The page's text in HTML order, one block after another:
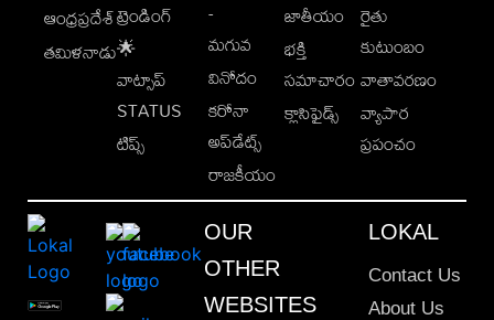
ఆంధ్రప్రదేశ్
తమిళనాడు
ట్రెండింగ్
🌟
వాట్సాప్
STATUS
టిప్స్
-
మగువ
వినోదం
కరోనా
అప్‌డేట్స్
రాజకీయం
జాతీయం
భక్తి
సమాచారం
క్లాసిఫైడ్స్
రైతు
కుటుంబం
వాతావరణం
వ్యాపార
ప్రపంచం
OUR
OTHER
WEBSITES
LOKAL
Contact Us
About Us